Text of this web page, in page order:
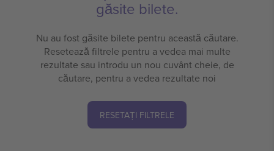
găsite bilete.
Nu au fost găsite bilete pentru această căutare.
Resetează filtrele pentru a vedea mai multe
rezultate sau introdu un nou cuvânt cheie, de
căutare, pentru a vedea rezultate noi
RESETAȚI FILTRELE